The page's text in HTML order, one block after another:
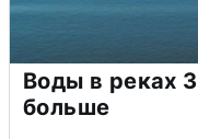
Воды в реках
больше